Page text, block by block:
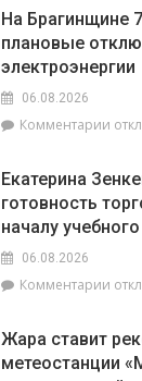
кто
как
7
не
На Брагинщине
плановые
электроэнергии
06.08.2026
Комментарии к
7
Екатерина
готовность
началу
06.08.2026
Комментарии к
Жара ставит
метеостанции